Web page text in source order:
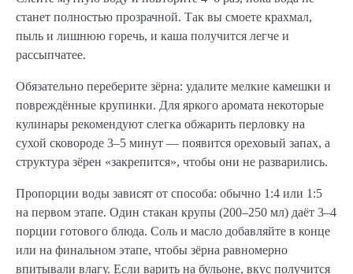
станет полностью прозрачной. Так вы смоете крахмал,
пыль и лишнюю горечь, и каша получится легче и
рассыпчатее.
Обязательно переберите зёрна: удалите мелкие камешки и
повреждённые крупинки. Для яркого аромата некоторые
кулинары рекомендуют слегка обжарить перловку на
сухой сковороде 3–5 минут — появится ореховый запах, а
структура зёрен «закрепится», чтобы они не разварились.
Пропорции воды зависят от способа: обычно 1:4 или 1:5
на первом этапе. Один стакан крупы (200–250 мл) даёт 3–4
порции готового блюда. Соль и масло добавляйте в конце
или на финальном этапе, чтобы зёрна равномерно
впитывали влагу. Если варить на бульоне, вкус получится